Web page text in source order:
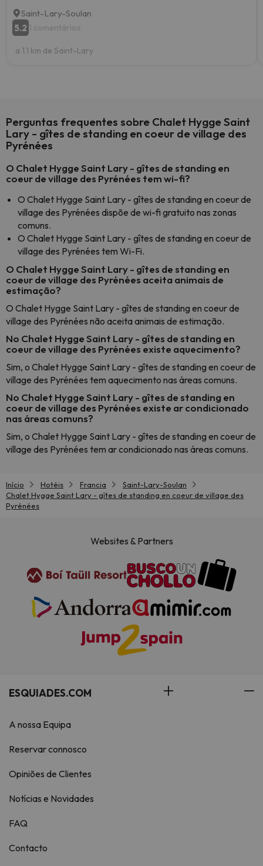
Saint-Lary-Soulan
5.2 1 comentários
a 1.1 km de Saint-Lary
Perguntas frequentes sobre Chalet Hygge Saint
Lary - gîtes de standing en coeur de village des
Pyrénées
O Chalet Hygge Saint Lary - gîtes de standing en
coeur de village des Pyrénées tem wi-fi?
O Chalet Hygge Saint Lary - gîtes de standing en coeur de
village des Pyrénées dispõe de wi-fi gratuito nas zonas
comuns.
O Chalet Hygge Saint Lary - gîtes de standing en coeur de
village des Pyrénées tem Wi-Fi.
O Chalet Hygge Saint Lary - gîtes de standing en
coeur de village des Pyrénées aceita animais de
estimação?
O Chalet Hygge Saint Lary - gîtes de standing en coeur de
village des Pyrénées não aceita animais de estimação.
No Chalet Hygge Saint Lary - gîtes de standing en
coeur de village des Pyrénées existe aquecimento?
Sim, o Chalet Hygge Saint Lary - gîtes de standing en coeur de
village des Pyrénées tem aquecimento nas áreas comuns.
No Chalet Hygge Saint Lary - gîtes de standing en
coeur de village des Pyrénées existe ar condicionado
nas áreas comuns?
Sim, o Chalet Hygge Saint Lary - gîtes de standing en coeur de
village des Pyrénées tem ar condicionado nas áreas comuns.
Início Hotéis Francia
Saint-Lary-Soulan
Chalet Hygge Saint Lary - gîtes de standing en coeur de village des
Pyrénées
Websites & Partners
ESQUIADES.COM
A nossa Equipa
Reservar connosco
Opiniões de Clientes
Notícias e Novidades
FAQ
Contacto